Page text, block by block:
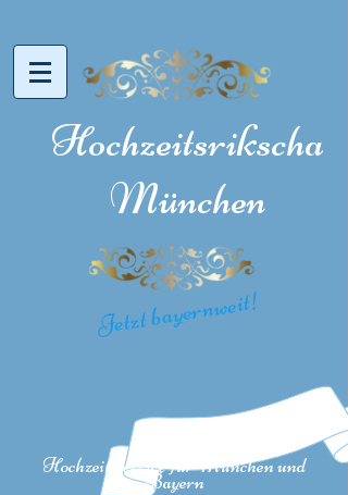
Hochzeitsrikscha
München
Jetzt bayernweit!
Hochzeitsservice für München und
Bayern